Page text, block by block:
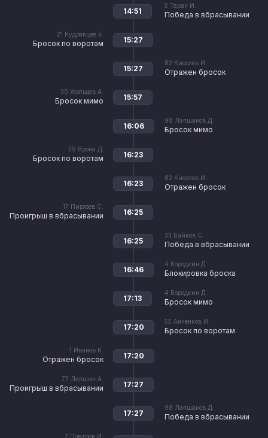
5 Таран И.
Победа в вбрасывании
14:51
21 Кудрявцев Е.
Бросок по воротам 15:27
82 Киселев И.
Отражен бросок
15:27
30 Усольцев А.
Бросок мимо 15:57
98 Лапшаков Д.
Бросок мимо
16:06
39 Врона Д.
Бросок по воротам 16:23
82 Киселев И.
Отражен бросок
16:23
17 Пирязев С.
Проигрыш в вбрасывании 16:25
33 Байков С.
Победа в вбрасывании
16:25
4 Бородкин Д.
Блокировка броска
16:46
4 Бородкин Д.
Бросок мимо
17:13
55 Анненков И.
Бросок по воротам
17:20
1 Иванов К.
Отражен бросок 17:20
77 Лапшин А.
Проигрыш в вбрасывании 17:27
98 Лапшаков Д.
Победа в вбрасывании
17:27
7 Поваров И.